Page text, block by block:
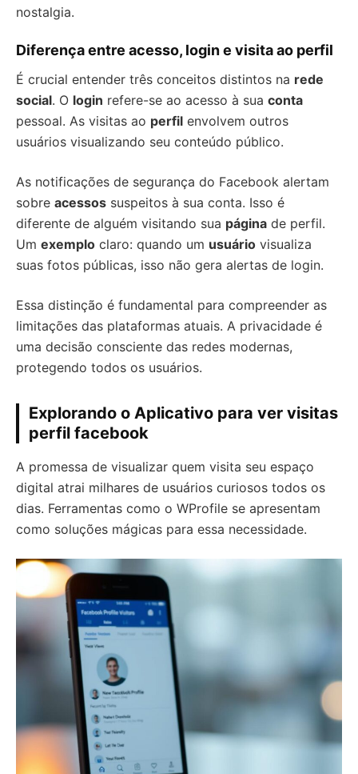
nostalgia.
Diferença entre acesso, login e visita ao perfil
É crucial entender três conceitos distintos na rede
social. O login refere-se ao acesso à sua conta
pessoal. As visitas ao perfil envolvem outros
usuários visualizando seu conteúdo público.
As notificações de segurança do Facebook alertam
sobre acessos suspeitos à sua conta. Isso é
diferente de alguém visitando sua página de perfil.
Um exemplo claro: quando um usuário visualiza
suas fotos públicas, isso não gera alertas de login.
Essa distinção é fundamental para compreender as
limitações das plataformas atuais. A privacidade é
uma decisão consciente das redes modernas,
protegendo todos os usuários.
Explorando o Aplicativo para ver visitas
perfil facebook
A promessa de visualizar quem visita seu espaço
digital atrai milhares de usuários curiosos todos os
dias. Ferramentas como o WProfile se apresentam
como soluções mágicas para essa necessidade.